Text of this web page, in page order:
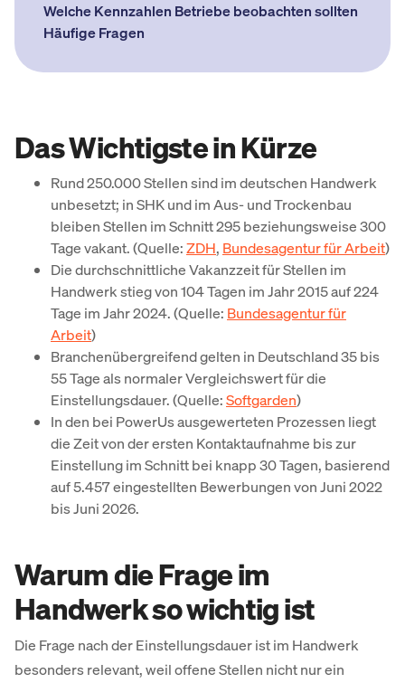
Welche Kennzahlen Betriebe beobachten sollten
Häufige Fragen
Das Wichtigste in Kürze
Rund 250.000 Stellen sind im deutschen Handwerk
unbesetzt; in SHK und im Aus- und Trockenbau
bleiben Stellen im Schnitt 295 beziehungsweise 300
Tage vakant. (Quelle:ZDH, Bundesagentur für Arbeit)
Die durchschnittliche Vakanzzeit für Stellen im
Handwerk stieg von 104 Tagen im Jahr 2015 auf 224
Tage im Jahr 2024. (Quelle: Bundesagentur für
Arbeit)
Branchenübergreifend gelten in Deutschland 35 bis
55 Tage als normaler Vergleichswert für die
Einstellungsdauer. (Quelle:Softgarden)
In den bei PowerUs ausgewerteten Prozessen liegt
die Zeit von der ersten Kontaktaufnahme bis zur
Einstellung im Schnitt bei knapp 30 Tagen, basierend
auf 5.457 eingestellten Bewerbungen von Juni 2022
bis Juni 2026.
Warum die Frage im
Handwerk so wichtig ist
Die Frage nach der Einstellungsdauer ist im Handwerk
besonders relevant, weil offene Stellen nicht nur ein